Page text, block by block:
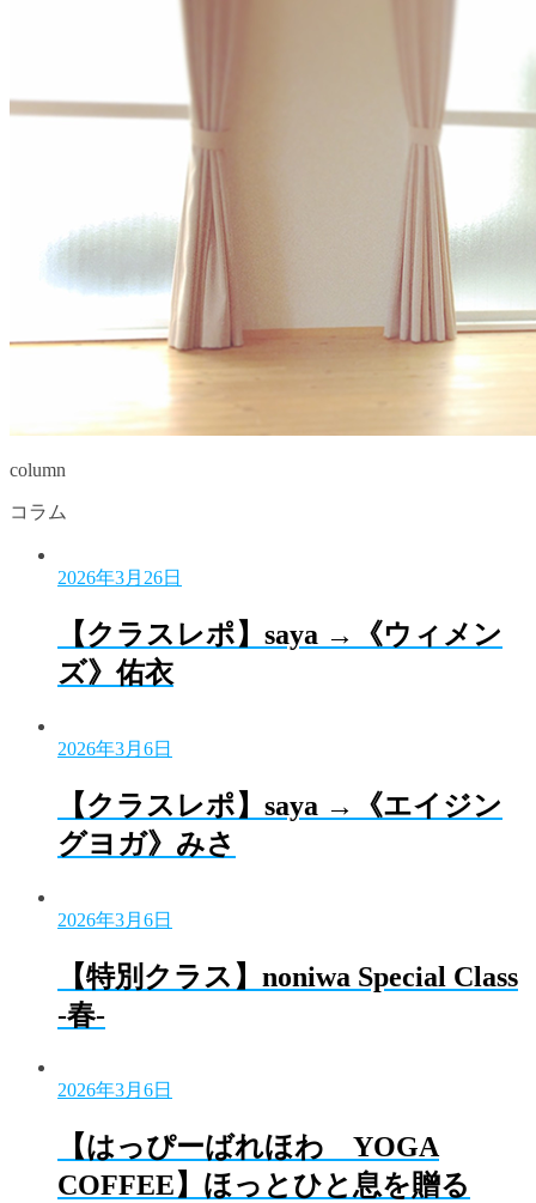
column
コラム
2026年3月26日
【クラスレポ】saya →《ウィメン
ズ》佑衣
2026年3月6日
【クラスレポ】saya →《エイジン
グヨガ》みさ
2026年3月6日
【特別クラス】noniwa Special Class
-春-
2026年3月6日
【はっぴーばれほわ YOGA
COFFEE】ほっとひと息を贈る